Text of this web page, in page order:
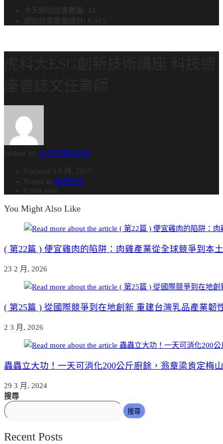
今天網站訪客數量: 43
網站訪客數量總計: 8,313
Written by 大自然環保科技
Updated 3 9 月, 2025
Posted in 最新消息
0 min read
You Might Also Like
( 第22篇 ) 便宜雞肉的陷阱：肉雞產業從全球競爭到本
23 2 月, 2026
( 第25篇 ) 從國際競爭到在地創新 重建台灣乳品產業韌
2 3 月, 2026
蟲蟲立大功！一天可消化200公斤廚餘，翁章梁肯定梅
29 3 月, 2024
搜尋
搜尋
Recent Posts